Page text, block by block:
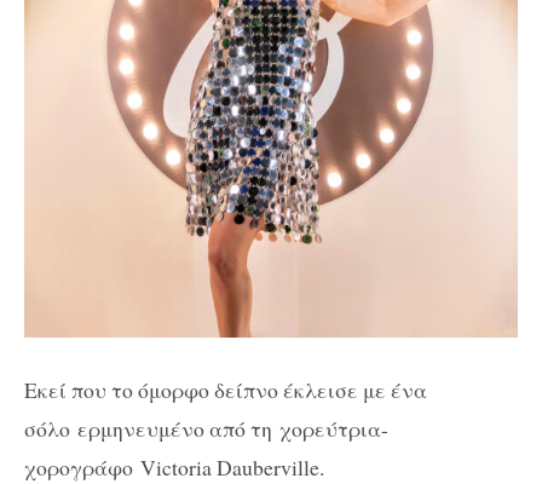
Εκεί που το όμορφο δείπνο έκλεισε με ένα
σόλο ερμηνευμένο από τη χορεύτρια-
χορογράφο Victoria Dauberville.